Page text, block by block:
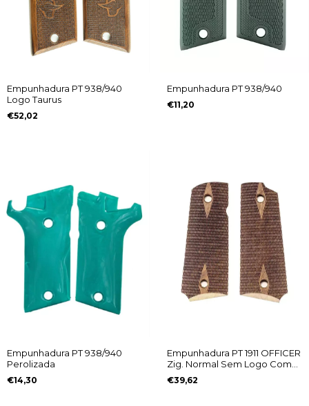
Empunhadura PT 938/940
Logo Taurus
€52,02
Empunhadura PT 938/940
€11,20
Empunhadura PT 938/940
Perolizada
€14,30
Empunhadura PT 1911 OFFICER
Zig. Normal Sem Logo Com
Diamantes
€39,62